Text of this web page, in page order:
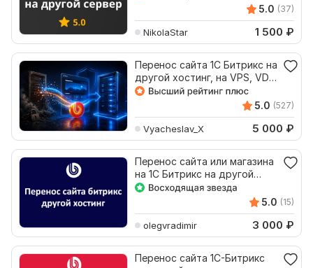
5.0 (37)
NikolaStar 1 500 ₽
Перенос сайта 1С Битрикс на
другой хостинг, на VPS, VDS
сервер
5.0 (527)
Vyacheslav_X 5 000 ₽
Перенос сайта или магазина
на 1С Битрикс на другой
хостинг
5.0 (15)
olegvradimir 3 000 ₽
Перенос сайта 1С-Битрикс